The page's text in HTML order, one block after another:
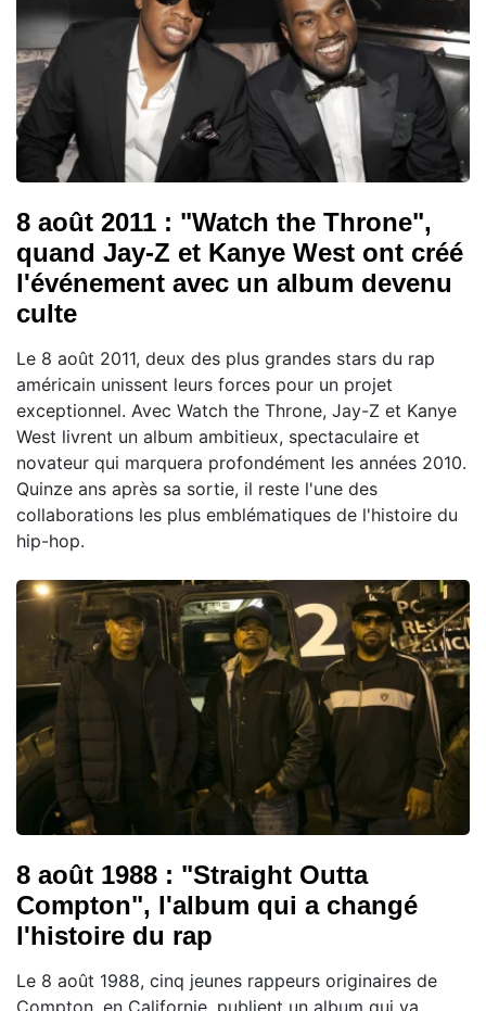
8 août 2011 : "Watch the Throne",
quand Jay-Z et Kanye West ont créé
l'événement avec un album devenu
culte
Le 8 août 2011, deux des plus grandes stars du rap
américain unissent leurs forces pour un projet
exceptionnel. Avec Watch the Throne, Jay-Z et Kanye
West livrent un album ambitieux, spectaculaire et
novateur qui marquera profondément les années 2010.
Quinze ans après sa sortie, il reste l'une des
collaborations les plus emblématiques de l'histoire du
hip-hop.
8 août 1988 : "Straight Outta
Compton", l'album qui a changé
l'histoire du rap
Le 8 août 1988, cinq jeunes rappeurs originaires de
Compton, en Californie, publient un album qui va